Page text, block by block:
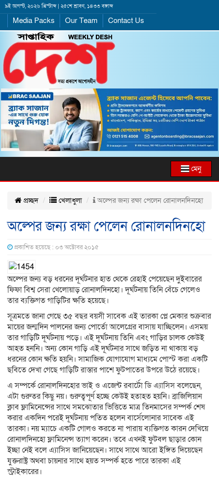
৯ই আগস্ট, ২০২৬ খ্রিস্টাব্দ | ২৫শে শ্রাবণ, ১৪৩৩ বঙ্গাব্দ
Media Packs Our Team Contact Us
মেনু
প্রচ্ছদ খেলাধুলা অল্পের জন্য রক্ষা পেলেন রোনালনদিনহো
অল্পের জন্য রক্ষা পেলেন রোনালনদিনহো
প্রকাশিত হয়েছে : ০৩ অক্টোবর ২০১৫
অল্পের জন্য বড় ধরনের দূর্ঘটনার হাত থেকে রেহাই পেয়েছেন দুইবারের
ফিফা বিশ্ব সেরা খেলোয়াড় রোনালদিনহো। দূর্ঘটনায় তিনি বেঁচে গেলেও
তার ব্যক্তিগত গাড়িটির ক্ষতি হয়েছে।
সূত্রমতে জানা গেছে ৩৫ বছর বয়সী সাবেক এই তারকা প্লে মেকার শুক্রবার
মায়ের জন্মদিন পালনের জন্য পোর্তো আলেগ্রের বাসায় যাচ্ছিলেন। এসময়
তার গাড়িটি দূর্ঘটনায় পড়ে। এই দূর্ঘটনায় তিনি এবং গাড়ির চালক কেউই
আহত হননি। অন্য কোন গাড়ি এই দূর্ঘটনার সাথে জড়িত না থাকায় বড়
ধরনের কোন ক্ষতি হয়নি। সামাজিক যোগাযোগ মাধ্যমে পোস্ট করা একটি
ছবিতে দেখা গেছে গাড়িটি রাস্তার পাশে ফুটপাতের উপরে উঠে রয়েছে।
এ সম্পর্কে রোনালদিনহোর ভাই ও এজেন্ট রবার্টো ডি এ্যাসিস বলেছেন,
এটা গুরুতর কিছু নয়। গুরুত্বপূর্ণ হচ্ছে কেউই হতাহত হয়নি। ব্রাজিলিয়ান
ক্লাব ফ্লামিনেন্সের সাথে সমঝোতার ভিত্তিতে মাত্র তিনমাসের সম্পর্ক শেষ
করার একদিন পরেই দূর্ঘটনায় পতিত হলেন বার্সেলোনার সাবেক এই
তারকা। নয় ম্যাচে একটি গোলও করতে না পারায় ব্যক্তিগত কারন দেখিয়ে
রোনালদিনহো ফ্লামিনেন্স ত্যাগ করেন। তবে এখনই ফুটবল ছাড়ার কোন
ইচ্ছা নেই বলে এ্যাসিস জানিয়েছেন। সাথে সাথে আরো ইঙ্গিত দিয়েছেন
যুক্তরাষ্ট্র অথবা চায়নার সাথে হয়ত সম্পর্ক হতে পারে তারকা এই
স্ট্রাইকারের।